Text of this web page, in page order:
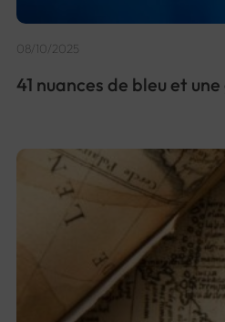
08/10/2025
41 nuances de bleu et